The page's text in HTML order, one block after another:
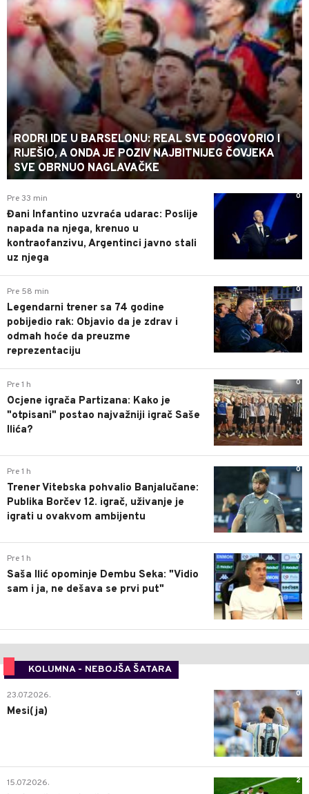
RODRI IDE U BARSELONU: REAL SVE DOGOVORIO I
RIJEŠIO, A ONDA JE POZIV NAJBITNIJEG ČOVJEKA
SVE OBRNUO NAGLAVAČKE
0
Pre 33 min
Đani Infantino uzvraća udarac: Poslije
napada na njega, krenuo u
kontraofanzivu, Argentinci javno stali
uz njega
0
Pre 58 min
Legendarni trener sa 74 godine
pobijedio rak: Objavio da je zdrav i
odmah hoće da preuzme
reprezentaciju
0
Pre 1 h
Ocjene igrača Partizana: Kako je
"otpisani" postao najvažniji igrač Saše
Ilića?
0
Pre 1 h
Trener Vitebska pohvalio Banjalučane:
Publika Borčev 12. igrač, uživanje je
igrati u ovakvom ambijentu
0
Pre 1 h
Saša Ilić opominje Dembu Seka: "Vidio
sam i ja, ne dešava se prvi put"
KOLUMNA - NEBOJŠA ŠATARA
0
23.07.2026.
Mesi(ja)
2
15.07.2026.